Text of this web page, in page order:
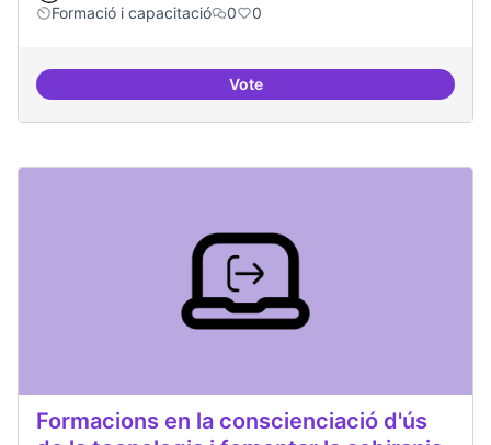
Formació i capacitació
0 0
VoteFormació FLOSS a Casals de
Formacions en la conscienciació d'ús